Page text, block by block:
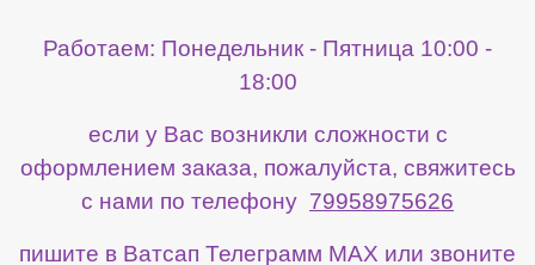
Работаем: Понедельник - Пятница 10:00 -
18:00
если у Вас возникли сложности с
оформлением заказа, пожалуйста, свяжитесь
с нами по телефону 79958975626
пишите в Ватсап Телеграмм МАХ или звоните